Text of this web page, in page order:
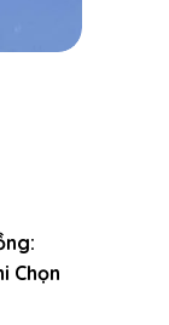
Chọn